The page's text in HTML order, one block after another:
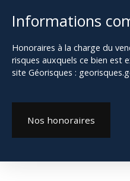
Informations
Honoraires à la charge du
risques auxquels ce bien est
site Géorisques :
Nos honoraires